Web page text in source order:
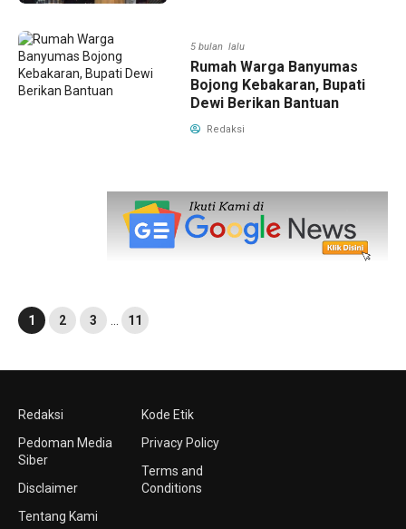
5 bulan lalu
Rumah Warga Banyumas
Bojong Kebakaran, Bupati
Dewi Berikan Bantuan
Redaksi
1 2 3 11
Redaksi
Pedoman Media
Siber
Disclaimer
Tentang Kami
Kode Etik
Privacy Policy
Terms and
Conditions